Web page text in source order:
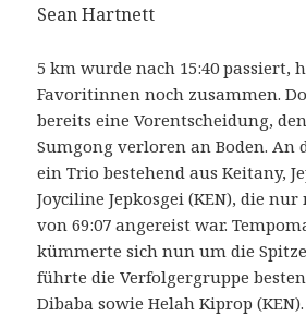
Sean Hartnett
5 km wurde nach 15:40 passiert,
Favoritinnen noch zusammen.
bereits eine Vorentscheidung,
Sumgong verloren an Boden. An
ein Trio bestehend aus Keitany,
Joyciline Jepkosgei (KEN), die
von 69:07 angereist war.
kümmerte sich nun um die
führte die Verfolgergruppe
Dibaba sowie Helah Kiprop